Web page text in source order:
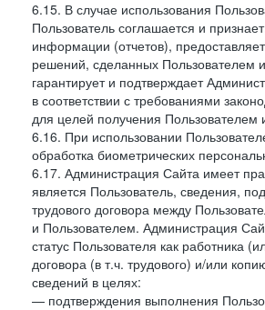
6.15. В случае использования
Пользователь соглашается и
информации (отчетов),
решений, сделанных Пользователем
гарантирует и подтверждает
в соответствии с требованиями
для целей получения
6.16. При использовании
обработка биометрических
6.17. Администрация Сайта имеет
является Пользователь, сведения,
трудового договора между
и Пользователем. Администрация
статус Пользователя как работника
договора (в т.ч. трудового) и/или
сведений в целях:
— подтверждения выполнения